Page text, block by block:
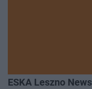
ESKA Leszno